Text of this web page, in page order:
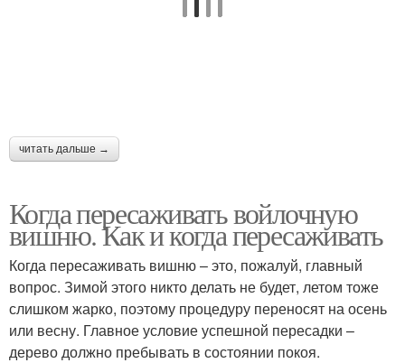
читать дальше →
Когда пересаживать войлочную
вишню. Как и когда пересаживать
Когда пересаживать вишню – это, пожалуй, главный
вопрос. Зимой этого никто делать не будет, летом тоже
слишком жарко, поэтому процедуру переносят на осень
или весну. Главное условие успешной пересадки –
дерево должно пребывать в состоянии покоя.